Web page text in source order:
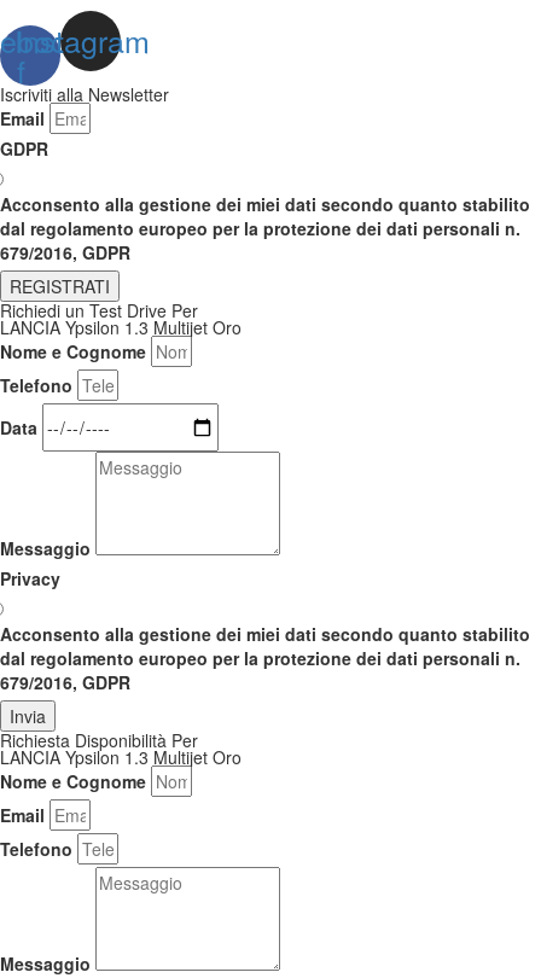
f
Instagram
Iscriviti alla Newsletter
Email
GDPR
Acconsento alla gestione dei miei dati secondo quanto stabilito
dal regolamento europeo per la protezione dei dati personali n.
679/2016, GDPR
REGISTRATI
Richiedi un Test Drive Per
LANCIA Ypsilon 1.3 Multijet Oro
Nome e Cognome
Telefono
Data
Messaggio
Privacy
Acconsento alla gestione dei miei dati secondo quanto stabilito
dal regolamento europeo per la protezione dei dati personali n.
679/2016, GDPR
Invia
Richiesta Disponibilità Per
LANCIA Ypsilon 1.3 Multijet Oro
Nome e Cognome
Email
Telefono
Messaggio